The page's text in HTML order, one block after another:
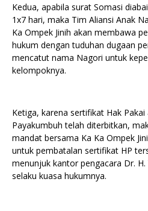
Kedua, apabila surat Somasi
1x7 hari, maka Tim Aliansi Anak
Ka Ompek Jinih akan membawa
hukum dengan tuduhan dugaan
mencatut nama Nagori untuk
kelompoknya.
Ketiga, ⁠karena sertifikat Hak
Payakumbuh telah diterbitkan,
mandat bersama Ka Ka Ompek
untuk pembatalan sertifikat HP
menunjuk kantor pengacara Dr.
selaku kuasa hukumnya.